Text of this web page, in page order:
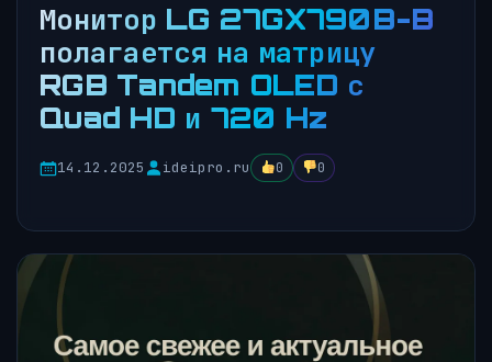
Монитор LG 27GX790B-B
полагается на матрицу
RGB Tandem OLED с
Quad HD и 720 Hz
14.12.2025 ideipro.ru 0 0